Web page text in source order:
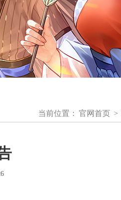
当前位置： 官网首页 >